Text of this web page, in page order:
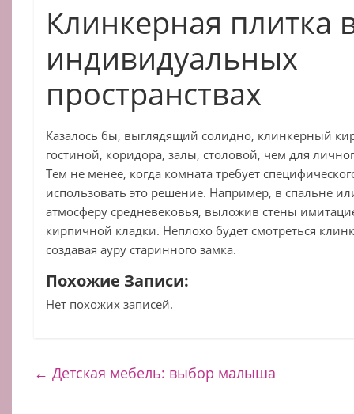
Клинкерная плитка
индивидуальных
пространствах
Казалось бы, выглядящий солидно, клинкерный
гостиной, коридора, залы, столовой, чем для
Тем не менее, когда комната требует
использовать это решение. Например, в спальне
атмосферу средневековья, выложив стены
кирпичной кладки. Неплохо будет смотреться
создавая ауру старинного замка.
Похожие Записи:
Нет похожих записей.
← Детская мебель: выбор малыша